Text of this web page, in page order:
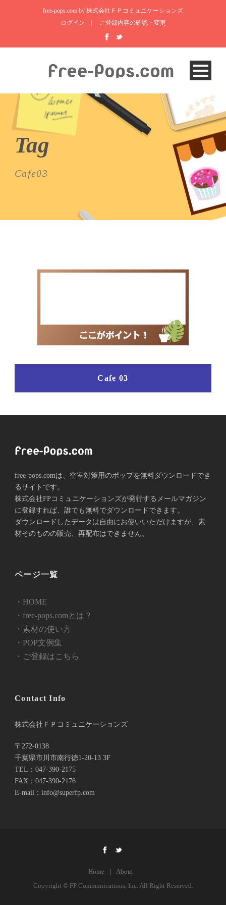
free-pops.com by 株式会社ＦＰコミュニケーションズ
ログイン
ご登録内容の確認・変更
Tag
Cafe03
Cafe 03
free-pops.comは、空室対策用のポップを無料ダウンロードでき
るサイトです。
株式会社FPコミュニケーションズが発⾏するメールマガジン
に登録すれば、誰でも無料でダウンロードできます。
ダウンロードしたデータは自由にお使いいただけますが、素
材そのものの販売、再配布はできません。
ページ一覧
・HOME
・free-pops.comとは？
・素材の使い方
・POP文例集
・ご登録はこちら
Contact Info
株式会社ＦＰコミュニケーションズ
〒272-0138
千葉県市川市南行徳1-20-13 3F
TEL：047-390-2175
FAX：047-390-2176
E-mail：info@superfp.com
Home |
About
Copyright © FP Communications, Inc. All Right Reserved.